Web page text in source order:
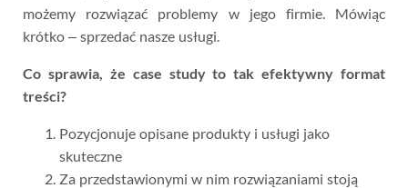
możemy rozwiązać problemy w jego firmie. Mówiąc
krótko – sprzedać nasze usługi.
Co sprawia, że case study to tak efektywny format
treści?
Pozycjonuje opisane produkty i usługi jako
skuteczne
Za przedstawionymi w nim rozwiązaniami stoją